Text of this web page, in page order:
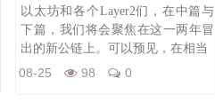
以太坊和各个Layer2们，在中篇与
下篇，我们将会聚焦在这一两年冒
出的新公链上。可以预见，在相当
08-25 98 0